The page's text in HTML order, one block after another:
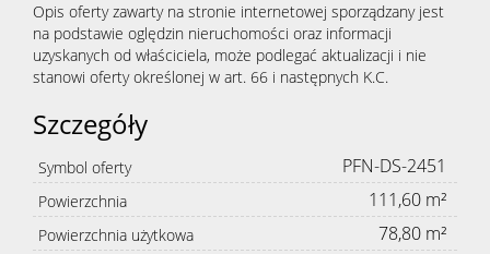
Opis oferty zawarty na stronie internetowej sporządzany jest
na podstawie oględzin nieruchomości oraz informacji
uzyskanych od właściciela, może podlegać aktualizacji i nie
stanowi oferty określonej w art. 66 i następnych K.C.
Szczegóły
Symbol oferty PFN-DS-2451
Powierzchnia 111,60 m²
Powierzchnia użytkowa 78,80 m²